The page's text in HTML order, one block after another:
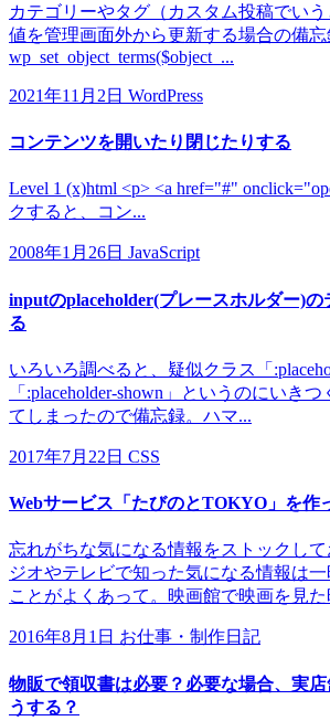
カテゴリーやタグ（カスタム投稿でい
値を管理画面外から更新する場合の備忘
wp_set_object_terms($object_...
2021年11月2日 WordPress
コンテンツを開いたり閉じたりする
Level 1 (x)html <p> <a href="#"
クすると、コン...
2008年1月26日 JavaScript
inputのplaceholder(プレースホルダー)
る
いろいろ調べると、疑似クラス「
「:placeholder-shown」というのにいき
てしまったので備忘録。ハマ...
2017年7月22日 CSS
Webサービス「たびのとTOKYO」を作
忘れがちな気になる情報をストックし
ジオやテレビで知った気になる情報は
ことがよくあって。映画館で映画を見
2016年8月1日 お仕事・制作日記
物販で領収書は必要？必要な場合、実
うする？